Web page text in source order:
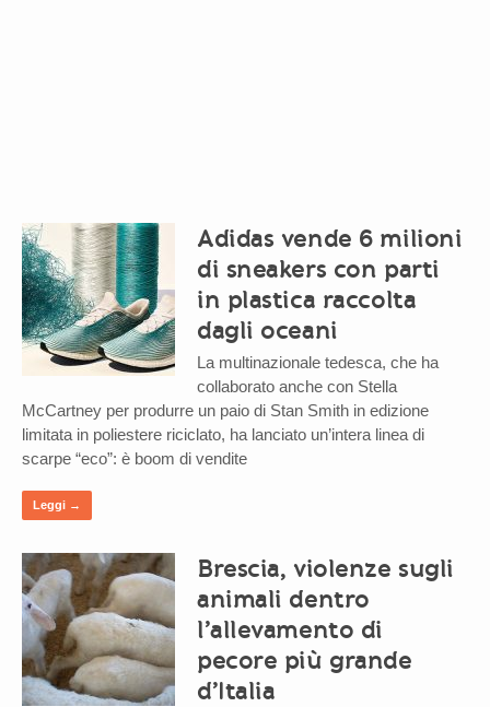
Adidas vende 6 milioni
di sneakers con parti
in plastica raccolta
dagli oceani
La multinazionale tedesca, che ha
collaborato anche con Stella
McCartney per produrre un paio di Stan Smith in edizione
limitata in poliestere riciclato, ha lanciato un’intera linea di
scarpe “eco”: è boom di vendite
Leggi →
Brescia, violenze sugli
animali dentro
l’allevamento di
pecore più grande
d’Italia